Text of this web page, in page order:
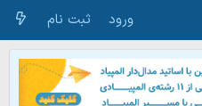
ورود ثبت نام